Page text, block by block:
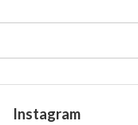
Instagram